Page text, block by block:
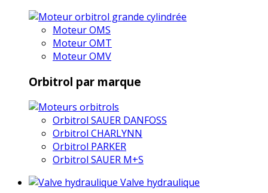
Moteur OMS
Moteur OMT
Moteur OMV
Orbitrol par marque
Orbitrol SAUER DANFOSS
Orbitrol CHARLYNN
Orbitrol PARKER
Orbitrol SAUER M+S
Valve hydraulique